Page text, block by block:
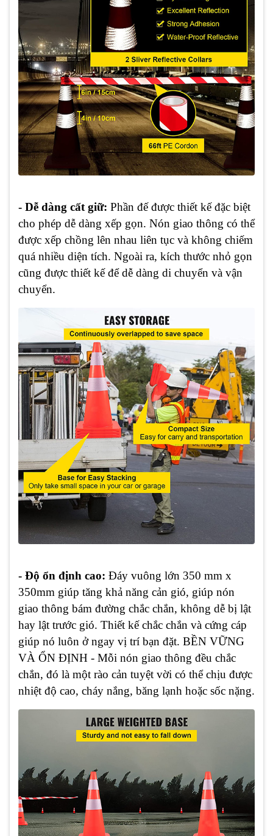
- Dễ dàng cất giữ: Phần đế được thiết kế đặc biệt
cho phép dễ dàng xếp gọn. Nón giao thông có thể
được xếp chồng lên nhau liên tục và không chiếm
quá nhiều diện tích. Ngoài ra, kích thước nhỏ gọn
cũng được thiết kế để dễ dàng di chuyển và vận
chuyển.
- Độ ổn định cao: Đáy vuông lớn 350 mm x
350mm giúp tăng khả năng cản gió, giúp nón
giao thông bám đường chắc chắn, không dễ bị lật
hay lật trước gió. Thiết kế chắc chắn và cứng cáp
giúp nó luôn ở ngay vị trí bạn đặt. BỀN VỮNG
VÀ ỔN ĐỊNH - Mỗi nón giao thông đều chắc
chắn, đó là một rào cản tuyệt vời có thể chịu được
nhiệt độ cao, cháy nắng, băng lạnh hoặc sốc nặng.